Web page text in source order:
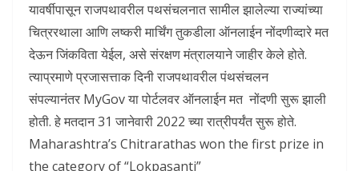
यावर्षीपासून राजपथावरील पथसंचलनात सामील झालेल्या राज्यांच्या
चित्ररथाला आणि लष्करी मार्चिंग तुकडीला ऑनलाईन नोंदणीव्दारे मत
देऊन जिंकविता येईल, असे संरक्षण मंत्रालयाने जाहीर केले होते.
त्याप्रमाणे प्रजासत्ताक दिनी राजपथावरील पंथसंचलन
संपल्यानंतर MyGov या पोर्टलवर ऑनलाईन मत नोंदणी सुरू झाली
होती. हे मतदान 31 जानेवारी 2022 च्या रात्रीपर्यंत सुरू होते.
Maharashtra’s Chitrarathas won the first prize in
the category of “Lokpasanti”